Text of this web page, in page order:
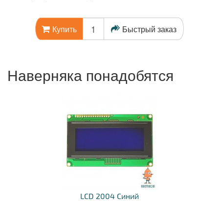
Купить Быстрый заказ
Наверняка понадобятся
LCD 2004 Синий